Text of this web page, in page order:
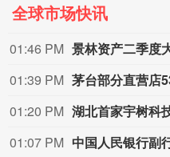
全球市场快讯
01:46 PM 景林资产二季度
01:39 PM
01:20 PM 湖北首家宇树科
01:07 PM